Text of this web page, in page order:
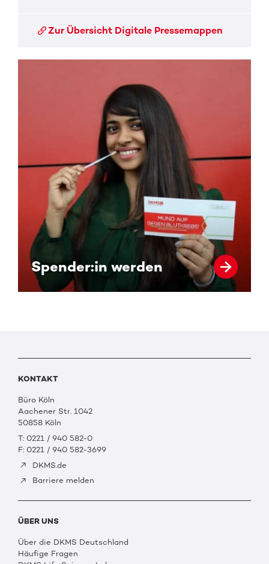
Zur Übersicht Digitale Pressemappen
Spender:in werden
KONTAKT
Büro Köln
Aachener Str. 1042
50858 Köln
T: 0221 / 940 582-0
F: 0221 / 940 582-3699
DKMS.de
Barriere melden
ÜBER UNS
Über die DKMS Deutschland
Häufige Fragen